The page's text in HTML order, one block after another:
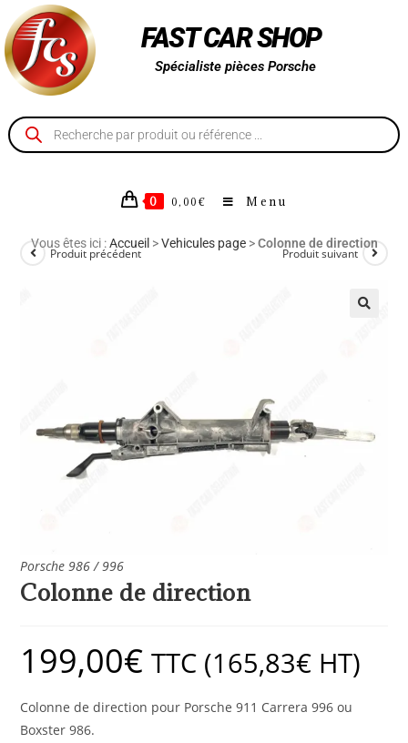
FAST CAR SHOP
Spécialiste pièces Porsche
0 0,00 € Menu
Vous êtes ici :Accueil >Vehicules page>Colonne de direction
Produit précédent Produit suivant
Porsche 986 / 996
Colonne de direction
199,00€ TTC (165,83€ HT)
Colonne de direction pour Porsche 911 Carrera 996 ou
Boxster 986.